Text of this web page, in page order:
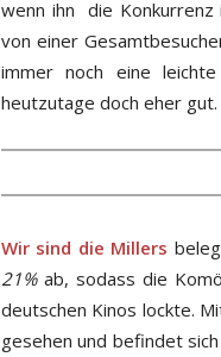
wenn ihn die Konkurrenz
von einer
immer noch eine
heutzutage doch eher gut.
Wir sind die Millers
21%ab, sodass die
deutschen Kinos lockte.
gesehen und befindet